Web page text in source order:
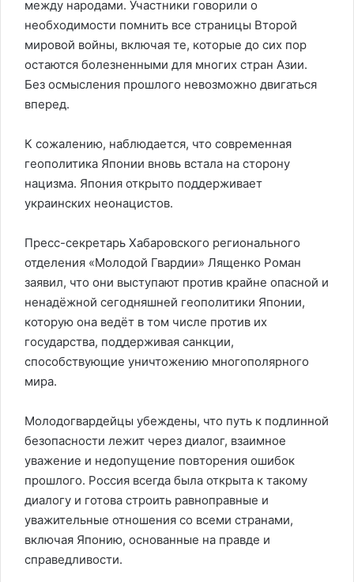
между народами. Участники говорили о
необходимости помнить все страницы Второй
мировой войны, включая те, которые до сих пор
остаются болезненными для многих стран Азии.
Без осмысления прошлого невозможно двигаться
вперед.
К сожалению, наблюдается, что современная
геополитика Японии вновь встала на сторону
нацизма. Япония открыто поддерживает
украинских неонацистов.
Пресс-секретарь Хабаровского регионального
отделения «Молодой Гвардии» Лященко Роман
заявил, что они выступают против крайне опасной и
ненадёжной сегодняшней геополитики Японии,
которую она ведёт в том числе против их
государства, поддерживая санкции,
способствующие уничтожению многополярного
мира.
Молодогвардейцы убеждены, что путь к подлинной
безопасности лежит через диалог, взаимное
уважение и недопущение повторения ошибок
прошлого. Россия всегда была открыта к такому
диалогу и готова строить равноправные и
уважительные отношения со всеми странами,
включая Японию, основанные на правде и
справедливости.